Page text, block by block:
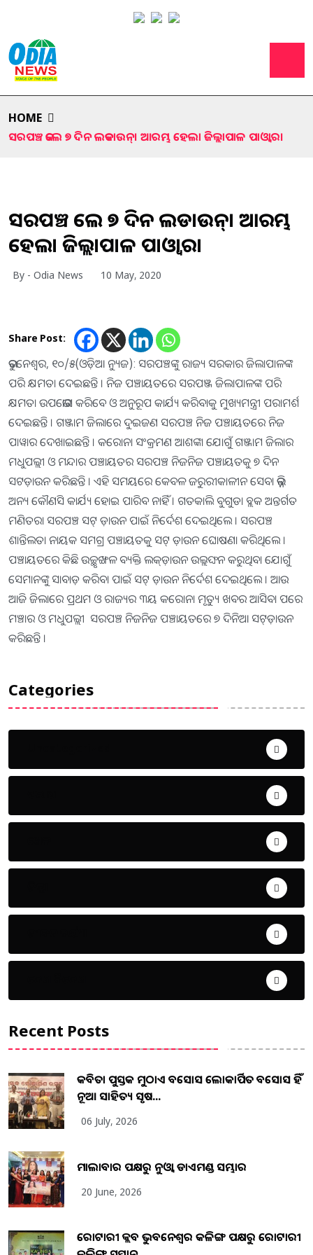
HOME
ସରପଞ୍ଚ କଲେ ୭ ଦିନ ଲକଡାଉନ୍। ଆରମ୍ଭ ହେଲା ଜିଲ୍ଲାପାଳ ପାଓ୍ବାର।
ସରପଞ୍ଚ କଲେ ୭ ଦିନ ଲକଡାଉନ୍। ଆରମ୍ଭ
ହେଲା ଜିଲ୍ଲାପାଳ ପାଓ୍ବାର।
By - Odia News 10 May, 2020
Share Post:
ଭୁବନେଶ୍ବର, ୧୦/୫(ଓଡ଼ିଆ ନ୍ୟୁଜ): ସରପଞ୍ଚଙ୍କୁ ରାଜ୍ୟ ସରକାର ଜିଲାପାଳଙ୍କ
ପରି କ୍ଷମତା ଦେଇଛନ୍ତି । ନିଜ ପଞ୍ଚାୟତରେ ସରପଞ୍ଜ ଜିଲାପାଳଙ୍କ ପରି
କ୍ଷମତା ଉପଭୋଗ କରିବେ ଓ ଅନୁରୂପ କାର୍ଯ୍ୟ କରିବାକୁ ମୁଖ୍ୟମନ୍ତ୍ରୀ ପରାମର୍ଶ
ଦେଇଛନ୍ତି । ଗଞ୍ଜାମ ଜିଲାରେ ଦୁଇଜଣ ସରପଞ୍ଚ ନିଜ ପଞ୍ଚାୟତରେ ନିଜ
ପାୱାର ଦେଖାଇଛନ୍ତି । କରୋନା ସଂକ୍ରମଣ ଆଶଙ୍କା ଯୋଗୁଁ ଗଞ୍ଜାମ ଜିଲାର
ମଧୁପଲ୍ଲୀ ଓ ମନ୍ଦାର ପଞ୍ଚାୟତର ସରପଞ୍ଚ ନିଜନିଜ ପଞ୍ଚାୟତକୁ ୭ ଦିନ
ସଟଡ଼ାଉନ କରିଛନ୍ତି । ଏହି ସମୟରେ କେବଳ ଜରୁରୀକାଳୀନ ସେବା ଭିନ୍ନ
ଅନ୍ୟ କୌଣସି କାର୍ଯ୍ୟ ହୋଇ ପାରିବ ନାହିଁ । ଗତକାଲି ବୁଗୁଡା ବ୍ଲକ ଅନ୍ତର୍ଗତ
ମଣିତରା ସରପଞ୍ଚ ସଟ୍ ଡ଼ାଉନ ପାଇଁ ନିର୍ଦେଶ ଦେଇଥିଲେ । ସରପଞ୍ଚ
ଶାନ୍ତିଲତା ନାୟକ ସମଗ୍ର ପଞ୍ଚାୟତକୁ ସଟ୍ ଡ଼ାଉନ ଘୋଷଣା କରିଥିଲେ ।
ପଞ୍ଚାୟତରେ କିଛି ଉଚ୍ଛୃଙ୍ଖଳ ବ୍ୟକ୍ତି ଲକ୍ଡ଼ାଉନ ଉଲ୍ଲଙ୍ଘନ କରୁଥିବା ଯୋଗୁଁ
ସେମାନଙ୍କୁ ସାବାଡ଼ କରିବା ପାଇଁ ସଟ୍ ଡ଼ାଉନ ନିର୍ଦେଶ ଦେଇଥିଲେ । ଆଉ
ଆଜି ଜିଲାରେ ପ୍ରଥମ ଓ ରାଜ୍ୟର ୩ୟ କରୋନା ମୃତ୍ୟୁ ଖବର ଆସିବା ପରେ
ମଞ୍ଚାର ଓ ମଧୁପଲ୍ଲୀ ସରପଞ୍ଚ ନିଜନିଜ ପଞ୍ଚାୟତରେ ୭ ଦିନିଆ ସଟ୍ଡ଼ାଉନ
କରିଛନ୍ତି ।
Categories
Recent Posts
କବିତା ପୁସ୍ତକ ମୁଠାଏ ଅବସୋସ ଲୋକାର୍ପିତ ଅବସୋସ ହିଁ
ନୂଆ ସାହିତ୍ୟ ସୃଷ...
06 July, 2026
ମାଲାବାର ପକ୍ଷରୁ ନୁଓ୍ବା ଡାଏମଣ୍ଡ ସମ୍ଭାର
20 June, 2026
ରୋଟାରୀ କ୍ଲବ ଭୁବନେଶ୍ୱର କଳିଙ୍ଗ ପକ୍ଷରୁ ରୋଟାରୀ